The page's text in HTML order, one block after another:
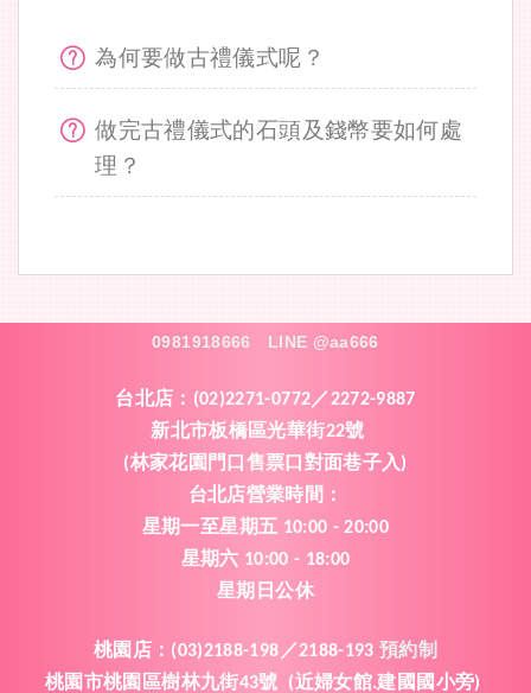
為何要做古禮儀式呢？
做完古禮儀式的石頭及錢幣要如何處
理？
0981918666 LINE @aa666
台北店： (02)2271-0772／2272-9887
新北市板橋區光華街22號
(林家花園門口售票口對面巷子入)
台北店營業時間 ：
星期一至星期五 10:00 - 20:00
星期六 10:00 - 18:00
星期日公休
桃園店： (03)2188-198／2188-193 預約制
桃園市桃園區樹林九街43號 (近婦女館.建國國小旁)